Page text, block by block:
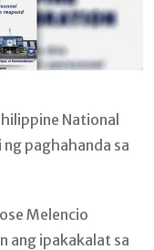
National
paghahanda sa
Melencio
ang ipakakalat sa